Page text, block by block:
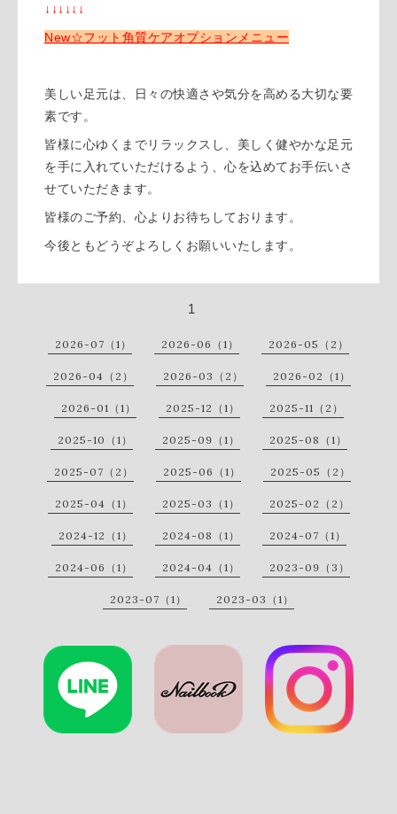
↓↓↓↓↓↓
New☆フット角質ケアオプションメニュー
美しい足元は、日々の快適さや気分を高める大切な要
素です。
皆様に心ゆくまでリラックスし、美しく健やかな足元
を手に入れていただけるよう、心を込めてお手伝いさ
せていただきます。
皆様のご予約、心よりお待ちしております。
今後ともどうぞよろしくお願いいたします。
1
2026-07（1） 2026-06（1） 2026-05（2）
2026-04（2） 2026-03（2） 2026-02（1）
2026-01（1） 2025-12（1） 2025-11（2）
2025-10（1） 2025-09（1） 2025-08（1）
2025-07（2） 2025-06（1） 2025-05（2）
2025-04（1） 2025-03（1） 2025-02（2）
2024-12（1） 2024-08（1） 2024-07（1）
2024-06（1） 2024-04（1） 2023-09（3）
2023-07（1） 2023-03（1）